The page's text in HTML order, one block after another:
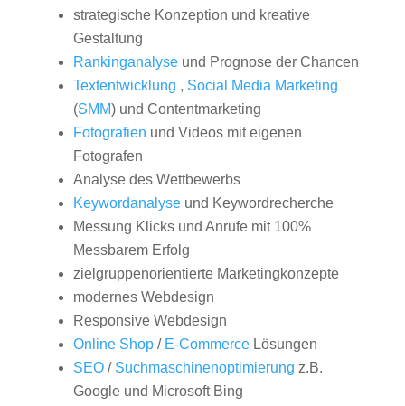
strategische Konzeption und kreative
Gestaltung
Rankinganalyseund Prognose der Chancen
Textentwicklung , Social Media Marketing
(SMM) und Contentmarketing
Fotografien und Videos mit eigenen
Fotografen
Analyse des Wettbewerbs
Keywordanalyseund Keywordrecherche
Messung Klicks und Anrufe mit 100%
Messbarem Erfolg
zielgruppenorientierte Marketingkonzepte
modernes Webdesign
Responsive Webdesign
Online Shop/ E-CommerceLösungen
SEO/ Suchmaschinenoptimierung z.B.
Google und Microsoft Bing